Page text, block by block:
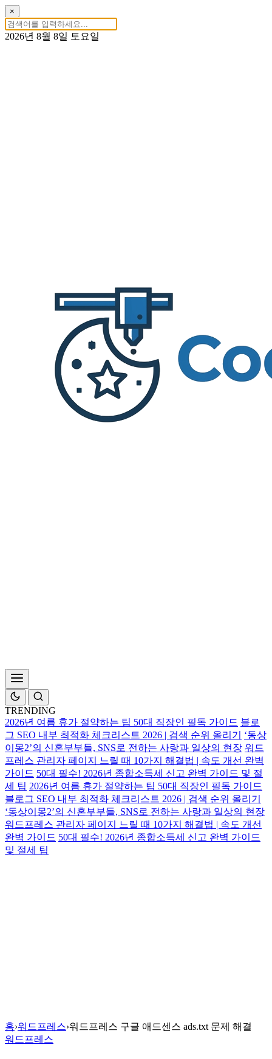
×
2026년 8월 8일 토요일
TRENDING
2026년 여름 휴가 절약하는 팁 50대 직장인 필독 가이드 블로
그 SEO 내부 최적화 체크리스트 2026 | 검색 순위 올리기
‘동상
이몽2’의 신혼부부들, SNS로 전하는 사랑과 일상의 현장 워드
프레스 관리자 페이지 느릴 때 10가지 해결법 | 속도 개선 완벽
가이드 50대 필수! 2026년 종합소득세 신고 완벽 가이드 및 절
세 팁 2026년 여름 휴가 절약하는 팁 50대 직장인 필독 가이드
블로그 SEO 내부 최적화 체크리스트 2026 | 검색 순위 올리기
‘동상이몽2’의 신혼부부들, SNS로 전하는 사랑과 일상의 현장
워드프레스 관리자 페이지 느릴 때 10가지 해결법 | 속도 개선
완벽 가이드 50대 필수! 2026년 종합소득세 신고 완벽 가이드
및 절세 팁
홈›워드프레스›워드프레스 구글 애드센스 ads.txt 문제 해결
워드프레스